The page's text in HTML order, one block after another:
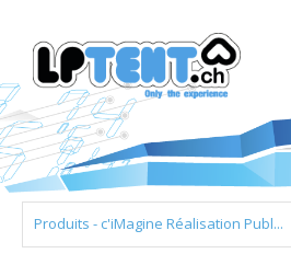
Produits - c'iMagine Réalisation Publ...